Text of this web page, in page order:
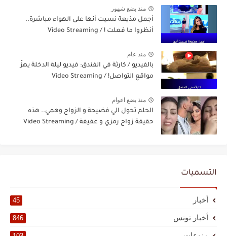
منذ بضع شهور
أجمل مذيعة نسيت أنها على الهواء مباشرة..
أنظروا ما فعلت ! / Video Streaming
منذ عام
بالفيديو / كارثة في الفندق: فيديو ليلة الدخلة يهزّ
مواقع التواصل! / Video Streaming
منذ بضع اعوام
الحلم تحول الي فضيحة و الزواج وهمي.. هذه
حقيقة زواج رمزي و عفيفة / Video Streaming
التسميات
أخبار 45
أخبار تونس 846